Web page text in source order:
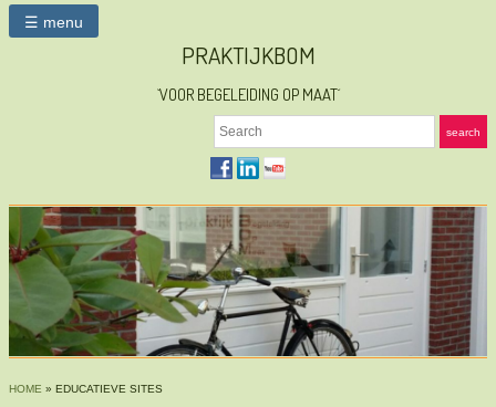
☰ menu
PRAKTIJKBOM
`VOOR BEGELEIDING OP MAAT´
Search search
HOME » EDUCATIEVE SITES